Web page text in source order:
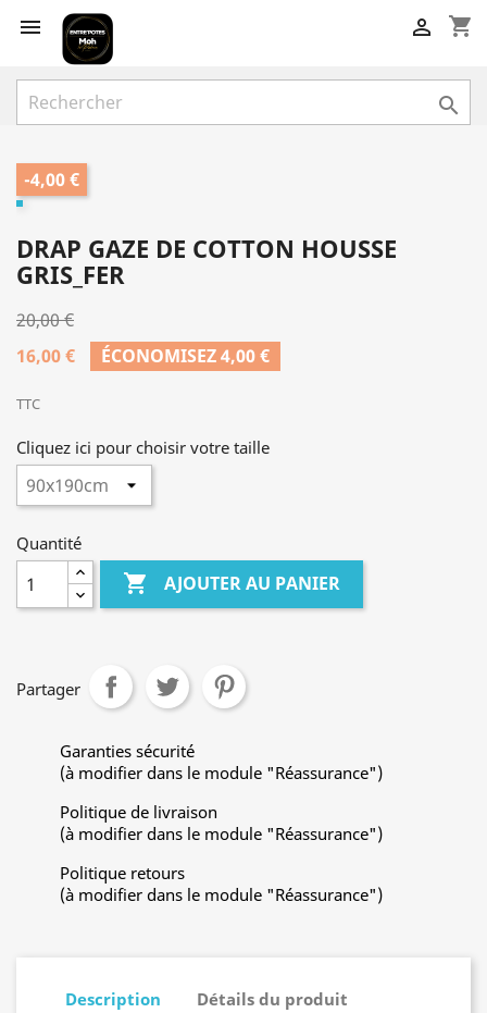
 shopping_cart


-4,00 €
DRAP GAZE DE COTTON HOUSSE
GRIS_FER
20,00 €
16,00 €
ÉCONOMISEZ 4,00 €
TTC
Cliquez ici pour choisir votre taille
Quantité
 AJOUTER AU PANIER
Partager
Garanties sécurité
(à modifier dans le module "Réassurance")
Politique de livraison
(à modifier dans le module "Réassurance")
Politique retours
(à modifier dans le module "Réassurance")
Description Détails du produit